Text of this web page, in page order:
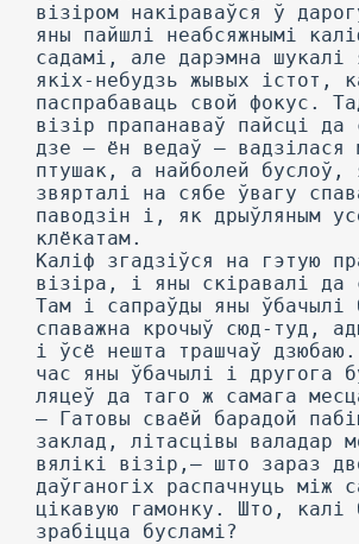
візіром накіраваўся ў
яны пайшлі неабсяжнымі
садамі, але дарэмна шукалі
якіх-небудзь жывых істот,
паспрабаваць свой фокус.
візір прапанаваў пайсці да
дзе — ён ведаў — вадзілася
птушак, а найболей буслоў,
звярталі на сябе ўвагу
паводзін і, як дрыўляным
клёкатам.
Каліф згадзіўся на гэтую
візіра, і яны скіравалі да
Там і сапраўды яны ўбачылі
спаважна крочыў сюд-туд,
і ўсё нешта трашчаў
час яны ўбачылі і другога
ляцеў да таго ж самага
— Гатовы сваёй барадой
заклад, літасцівы валадар
вялікі візір,— што зараз
даўганогіх распачнуць між
цікавую гамонку. Што, калі
зрабіцца бусламі?